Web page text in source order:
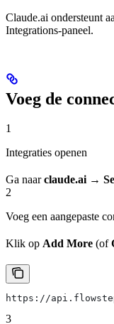
Claude.ai ondersteunt
Integrations-paneel.
Voeg de
1
Integraties openen
Ga naarclaude.ai →
2
Voeg een aangepaste
Klik op Add More (of
https://
3